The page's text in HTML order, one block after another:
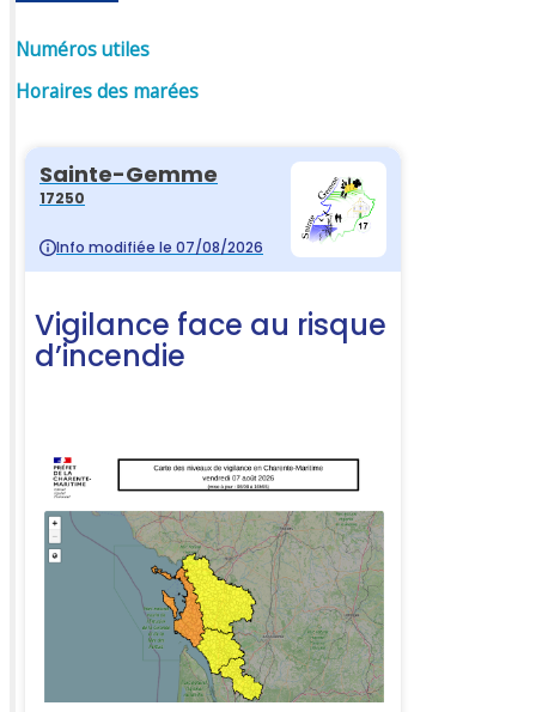
Numéros utiles
Horaires des marées